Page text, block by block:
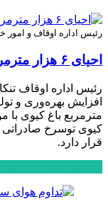
رئیس اداره اوقاف و امور
احیای ۶ هزار مترمربع باغ موقوفه در تنکابن
رئیس اداره اوقاف
کیوی توسرخ
قرار دارد.